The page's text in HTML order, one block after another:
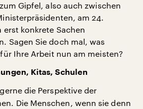
Gipfel, also auch zwischen
am 24.
erst konkrete Sachen
Sagen Sie doch mal, was
Ihre Arbeit nun am meisten?
Kitas, Schulen
die Perspektive der
Die Menschen, wenn sie denn